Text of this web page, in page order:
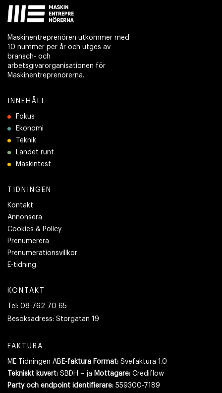
Maskinentreprenören utkommer med
10 nummer per år och utges av
bransch- och
arbetsgivarorganisationen för
Maskinentreprenörerna.
INNEHÅLL
Fokus
Ekonomi
Teknik
Landet runt
Maskintest
TIDNINGEN
Kontakt
Annonsera
Cookies & Policy
Prenumerera
Prenumerationsvillkor
E-tidning
KONTAKT
Tel: 08-762 70 65
Besöksadress: Storgatan 19
FAKTURA
ME Tidningen AB E-faktura Format: Svefaktura 1.0
Tekniskt kuvert: SBDH – ja Mottagare: Crediflow
Party och endpoint identifierare: 559300-7189